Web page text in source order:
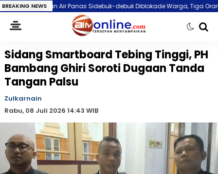
BREAKING NEWS
Panas Sidebuk-debuk Diblokade Warga, Tiga Orang Diamankan
Sidang Smartboard Tebing Tinggi, PH
Bambang Ghiri Soroti Dugaan Tanda
Tangan Palsu
Zulkarnain
Rabu, 08 Juli 2026 14:43 WIB